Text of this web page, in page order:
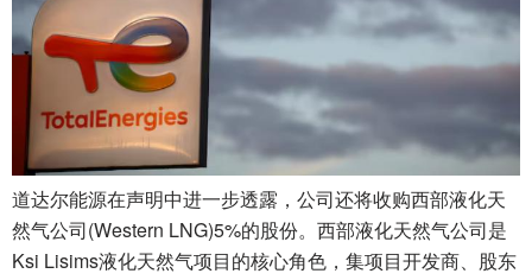
道达尔能源在声明中进一步透露，公司还将收购西部液化天
然气公司(Western LNG)5%的股份。西部液化天然气公司是
Ksi Lisims液化天然气项目的核心角色，集项目开发商、股东